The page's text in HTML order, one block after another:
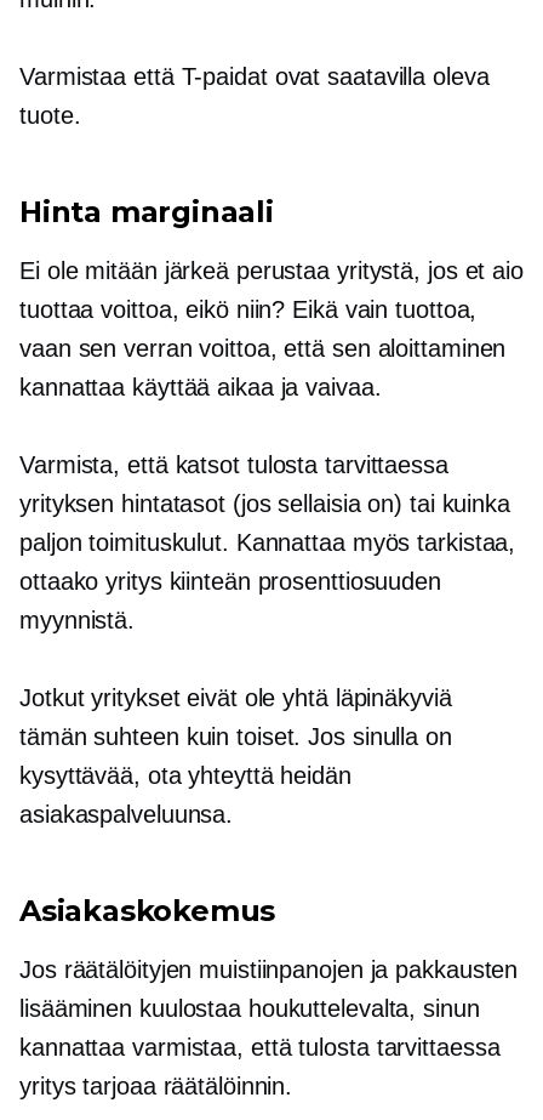
Varmistaa että T-paidatovat saatavilla oleva
tuote.
Hinta marginaali
Ei ole mitään järkeä perustaa yritystä, jos et aio
tuottaa voittoa, eikö niin? Eikä vain tuottoa,
vaan sen verran voittoa, että sen aloittaminen
kannattaa käyttää aikaa ja vaivaa.
Varmista, että katsot tulosta tarvittaessa
yrityksen hintatasot (jos sellaisia ​​on) tai kuinka
paljon toimituskulut. Kannattaa myös tarkistaa,
ottaako yritys kiinteän prosenttiosuuden
myynnistä.
Jotkut yritykset eivät ole yhtä läpinäkyviä
tämän suhteen kuin toiset. Jos sinulla on
kysyttävää, ota yhteyttä heidän
asiakaspalveluunsa.
Asiakaskokemus
Jos räätälöityjen muistiinpanojen ja pakkausten
lisääminen kuulostaa houkuttelevalta, sinun
kannattaa varmistaa, ettätulosta tarvittaessa
yritys tarjoaa räätälöinnin.